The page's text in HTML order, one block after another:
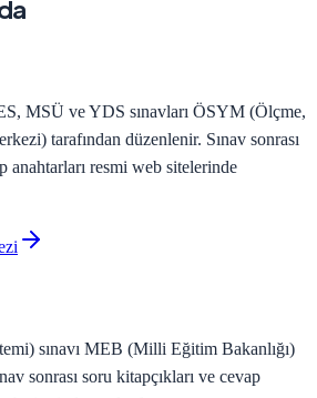
MSÜ ve YDS sınavları ÖSYM (Ölçme,
tarafından düzenlenir. Sınav sonrası
anahtarları resmi web sitelerinde
sınavı MEB (Milli Eğitim Bakanlığı)
sonrası soru kitapçıkları ve cevap